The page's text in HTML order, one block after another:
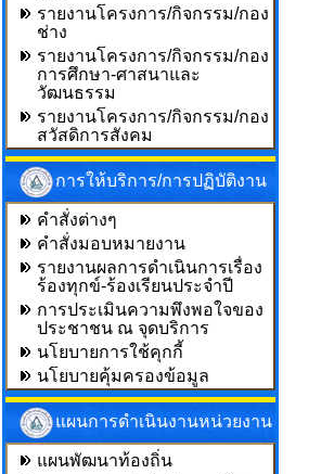
รายงานโครงการ/กิจกรรม/กอง
ช่าง
รายงานโครงการ/กิจกรรม/กอง
การศึกษา-ศาสนาและ
วัฒนธรรม
รายงานโครงการ/กิจกรรม/กอง
สวัสดิการสังคม
การให้บริการ/การปฏิบัติงาน
คำสั่งต่างๆ
คำสั่งมอบหมายงาน
รายงานผลการดำเนินการเรื่อง
ร้องทุกข์-ร้องเรียนประจำปี
การประเมินความพึงพอใจของ
ประชาชน ณ จุดบริการ
นโยบายการใช้คุกกี้
นโยบายคุ้มครองข้อมูล
แผนการดำเนินงานหน่วยงาน
แผนพัฒนาท้องถิ่น